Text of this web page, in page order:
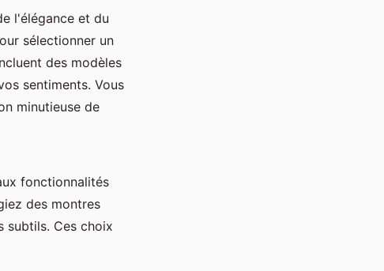
l'élégance et du
sélectionner un
des modèles
sentiments. Vous
minutieuse de
fonctionnalités
des montres
subtils. Ces choix